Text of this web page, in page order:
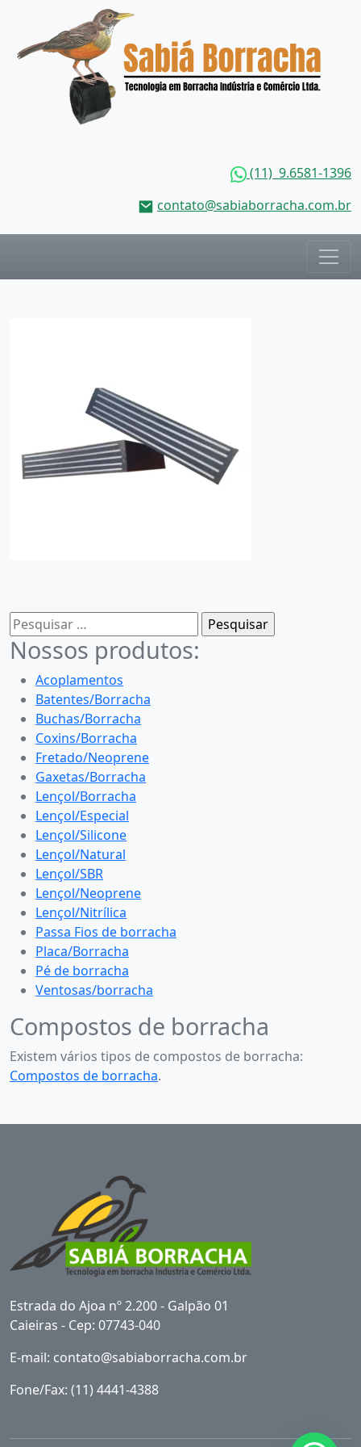
(11) 9.6581-1396
contato@sabiaborracha.com.br
Pesquisar
por:
Nossos produtos:
Acoplamentos
Batentes/Borracha
Buchas/Borracha
Coxins/Borracha
Fretado/Neoprene
Gaxetas/Borracha
Lençol/Borracha
Lençol/Especial
Lençol/Silicone
Lençol/Natural
Lençol/SBR
Lençol/Neoprene
Lençol/Nitrílica
Passa Fios de borracha
Placa/Borracha
Pé de borracha
Ventosas/borracha
Compostos de borracha
Existem vários tipos de compostos de borracha:
Compostos de borracha.
Estrada do Ajoa nº 2.200 - Galpão 01
Caieiras - Cep: 07743-040
E-mail: contato@sabiaborracha.com.br
Fone/Fax: (11) 4441-4388‬